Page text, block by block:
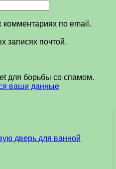
по email.
записях почтой.
для борьбы со спамом.
ваши данные
дверь для ванной